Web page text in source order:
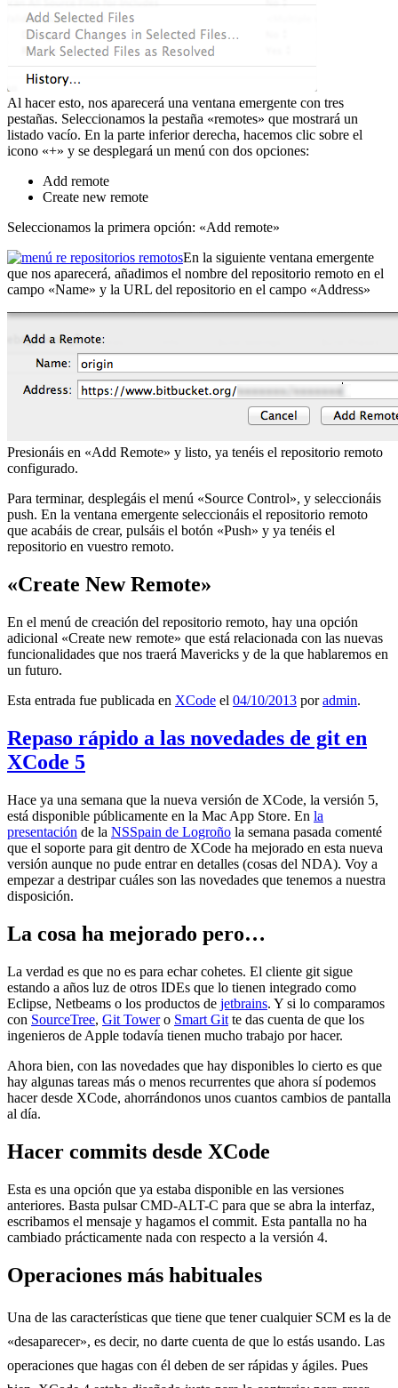
Al hacer esto, nos aparecerá una ventana emergente con tres
pestañas. Seleccionamos la pestaña «remotes» que mostrará un
listado vacío. En la parte inferior derecha, hacemos clic sobre el
icono «+» y se desplegará un menú con dos opciones:
Add remote
Create new remote
Seleccionamos la primera opción: «Add remote»
En la siguiente ventana emergente
que nos aparecerá, añadimos el nombre del repositorio remoto en el
campo «Name» y la URL del repositorio en el campo «Address»
Presionáis en «Add Remote» y listo, ya tenéis el repositorio remoto
configurado.
Para terminar, desplegáis el menú «Source Control», y seleccionáis
push. En la ventana emergente seleccionáis el repositorio remoto
que acabáis de crear, pulsáis el botón «Push» y ya tenéis el
repositorio en vuestro remoto.
«Create New Remote»
En el menú de creación del repositorio remoto, hay una opción
adicional «Create new remote» que está relacionada con las nuevas
funcionalidades que nos traerá Mavericks y de la que hablaremos en
un futuro.
Esta entrada fue publicada en XCode el 04/10/2013 poradmin.
Repaso rápido a las novedades de git en
XCode 5
Hace ya una semana que la nueva versión de XCode, la versión 5,
está disponible públicamente en la Mac App Store. En la
presentación de la NSSpain de Logroño la semana pasada comenté
que el soporte para git dentro de XCode ha mejorado en esta nueva
versión aunque no pude entrar en detalles (cosas del NDA). Voy a
empezar a destripar cuáles son las novedades que tenemos a nuestra
disposición.
La cosa ha mejorado pero…
La verdad es que no es para echar cohetes. El cliente git sigue
estando a años luz de otros IDEs que lo tienen integrado como
Eclipse, Netbeams o los productos de jetbrains. Y si lo comparamos
con SourceTree, Git Towero Smart Git te das cuenta de que los
ingenieros de Apple todavía tienen mucho trabajo por hacer.
Ahora bien, con las novedades que hay disponibles lo cierto es que
hay algunas tareas más o menos recurrentes que ahora sí podemos
hacer desde XCode, ahorrándonos unos cuantos cambios de pantalla
al día.
Hacer commits desde XCode
Esta es una opción que ya estaba disponible en las versiones
anteriores. Basta pulsar CMD-ALT-C para que se abra la interfaz,
escribamos el mensaje y hagamos el commit. Esta pantalla no ha
cambiado prácticamente nada con respecto a la versión 4.
Operaciones más habituales
Una de las características que tiene que tener cualquier SCM es la de
«desaparecer», es decir, no darte cuenta de que lo estás usando. Las
operaciones que hagas con él deben de ser rápidas y ágiles. Pues